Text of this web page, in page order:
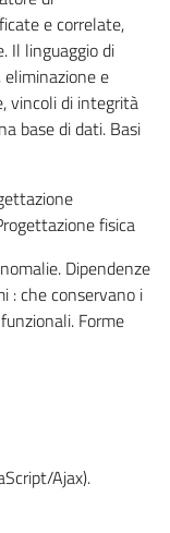
e correlate,
Il linguaggio di
e
vincoli di integrità
base di dati. Basi
fisica
Dipendenze
: che conservano i
Forme
Ajax).